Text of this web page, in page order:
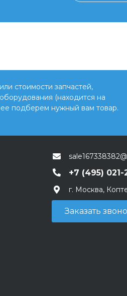
стоимости запчастей,
(находится на
подберем нужный вам товар.
+7 (495) 021-
г. Москва,
Заказать